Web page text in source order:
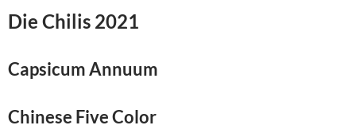
Die Chilis 2021
Capsicum Annuum
Chinese Five Color